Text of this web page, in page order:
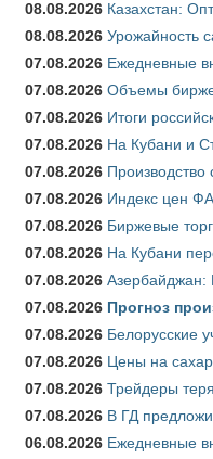
08.08.2026 Казахстан:
08.08.2026 Урожайность
07.08.2026 Ежедневные
07.08.2026 Объемы
07.08.2026 Итоги
07.08.2026 На Кубани и
07.08.2026
07.08.2026 Индекс цен
07.08.2026 Биржевые
07.08.2026 На Кубани
07.08.2026 Азербайджан:
07.08.2026 Прогноз
07.08.2026 Белорусские
07.08.2026 Цены на
07.08.2026 Трейдеры
07.08.2026 В ГД
06.08.2026 Ежедневные